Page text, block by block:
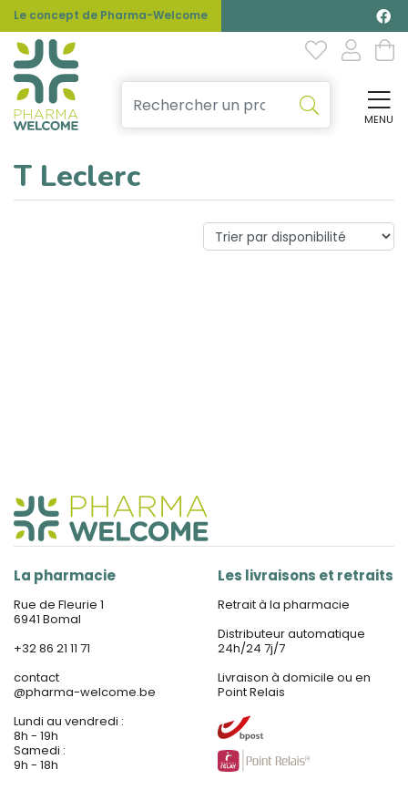
Le concept de Pharma-Welcome
MENU
T Leclerc
La pharmacie
Rue de Fleurie 1
6941 Bomal
+32 86 21 11 71
contact
@pharma-welcome.be
Lundi au vendredi :
8h - 19h
Samedi :
9h - 18h
Les livraisons et retraits
Retrait à la pharmacie
Distributeur automatique
24h/24 7j/7
Livraison à domicile ou en
Point Relais